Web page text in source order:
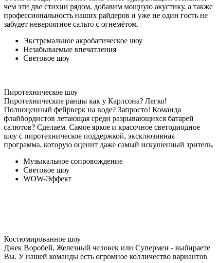
чем эти две стихии рядом, добавим мощную акустику, а также
профессиональность наших райдеров и уже не один гость не
забудет невероятное сальто с огнемётом.
Экстремальное акробатическое шоу
Незабываемые впечатления
Световое шоу
Пиротехническое шоу
Пиротехнические ранцы как у Карлсона? Легко!
Полноценный фейрверк на воде? Запросто! Команда
флайбордистов летающая среди разрывающихся батарей
салютов? Сделаем. Самое яркое и красочное светодиодное
шоу с пиротехническое поддержкой, эксклюзивная
программа, которую оценит даже самый искушенный зритель.
Музыкальное сопровождение
Световое шоу
WOW-Эффект
Костюмированное шоу
Джек Воробей, Железный человек или Супермен - выбираете
Вы. У нашей команды есть огромное колличество вариантов